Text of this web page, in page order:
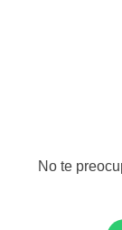
No te